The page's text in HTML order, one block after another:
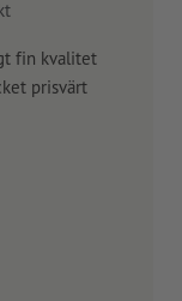
fin kvalitet
prisvärt